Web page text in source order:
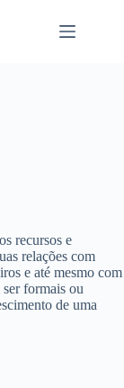
recursos e
relações com
e até mesmo com
formais ou
de uma